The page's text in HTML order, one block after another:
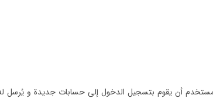
أن يقوم بتسجيل الدخول إلى حسابات جديدة و يُرسل له